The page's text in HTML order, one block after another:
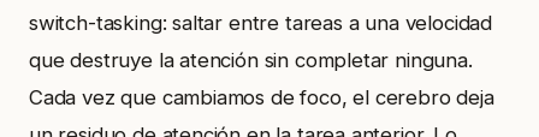
switch-tasking: saltar entre tareas a una velocidad
que destruye la atención sin completar ninguna.
Cada vez que cambiamos de foco, el cerebro deja